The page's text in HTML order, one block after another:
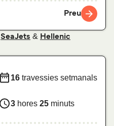
Preu
SeaJets & Hellenic
16 travessies setmanals
3 hores 25 minuts